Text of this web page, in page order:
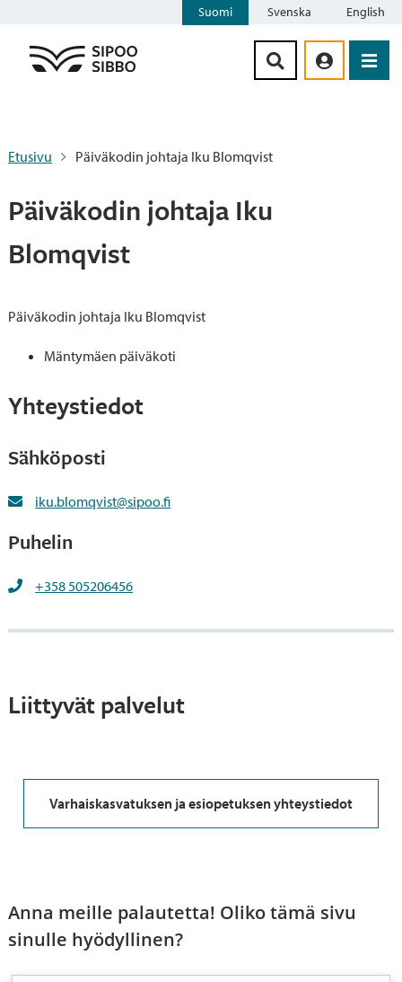
Suomi Svenska English
Etusivu Päiväkodin johtaja Iku Blomqvist
Päiväkodin johtaja Iku
Blomqvist
Päiväkodin johtaja Iku Blomqvist
Mäntymäen päiväkoti
Yhteystiedot
Sähköposti
iku.blomqvist@sipoo.fi
Puhelin
+358 505206456
Liittyvät palvelut
Varhaiskasvatuksen ja esiopetuksen yhteystiedot
Anna meille palautetta! Oliko tämä sivu
sinulle hyödyllinen?